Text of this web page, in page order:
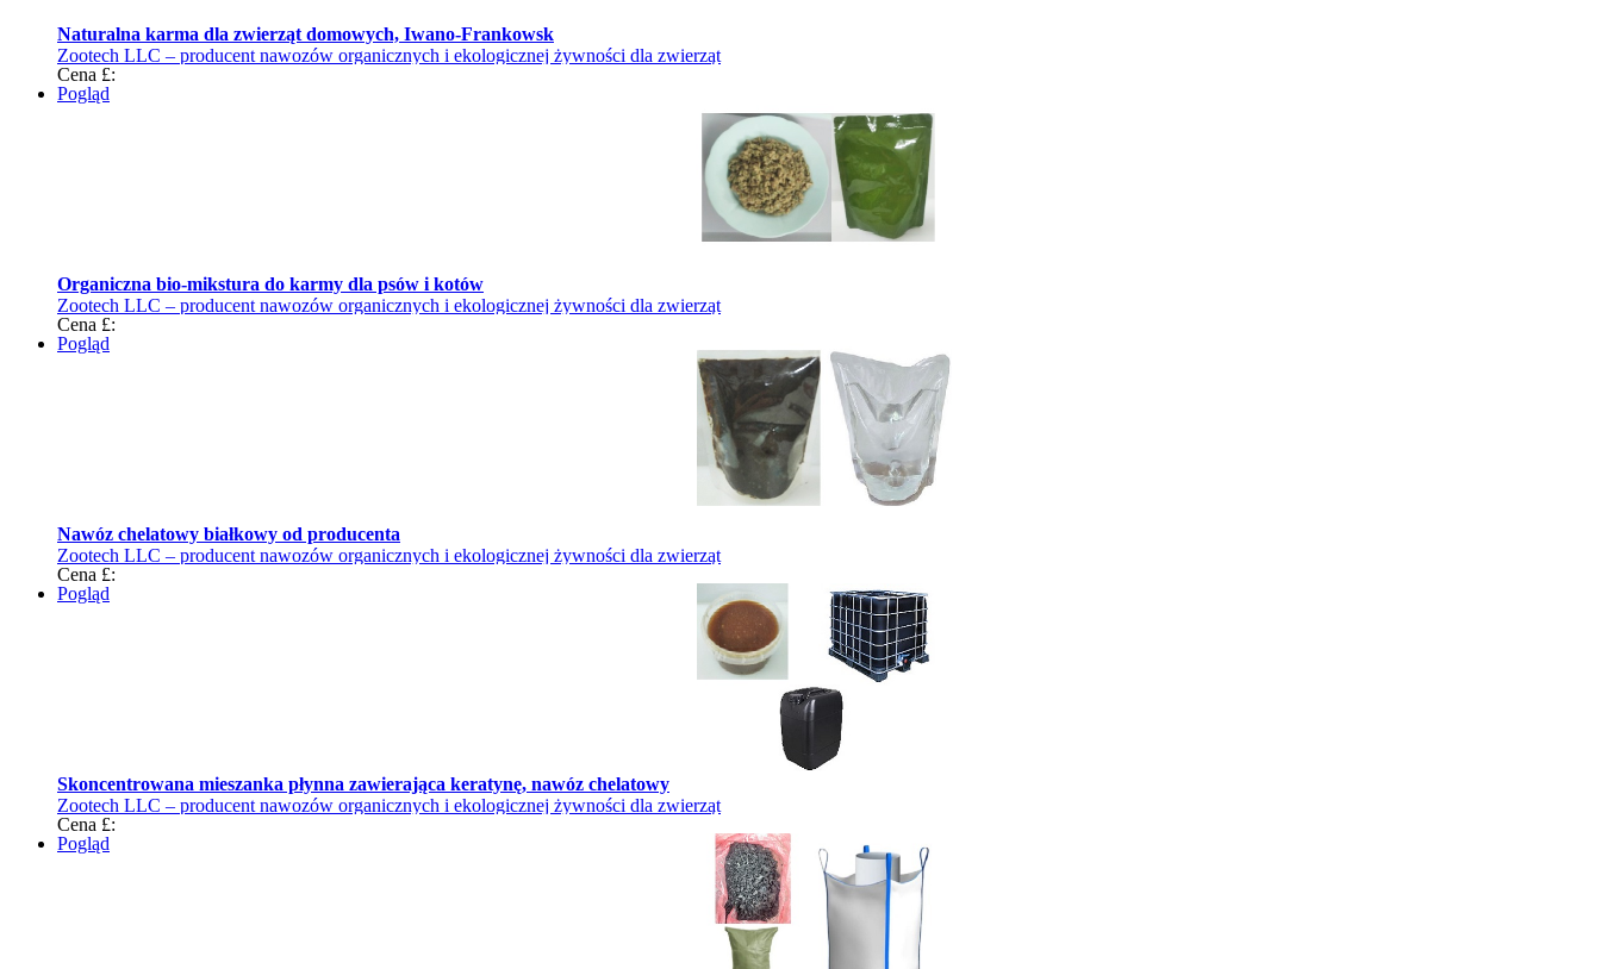
Naturalna karma dla zwierząt domowych, Iwano-Frankowsk
Zootech LLC – producent nawozów organicznych i ekologicznej żywności dla zwierząt
Cena £:
Pogląd
Organiczna bio-mikstura do karmy dla psów i kotów
Zootech LLC – producent nawozów organicznych i ekologicznej żywności dla zwierząt
Cena £:
Pogląd
Nawóz chelatowy białkowy od producenta
Zootech LLC – producent nawozów organicznych i ekologicznej żywności dla zwierząt
Cena £:
Pogląd
Skoncentrowana mieszanka płynna zawierająca keratynę, nawóz chelatowy
Zootech LLC – producent nawozów organicznych i ekologicznej żywności dla zwierząt
Cena £:
Pogląd